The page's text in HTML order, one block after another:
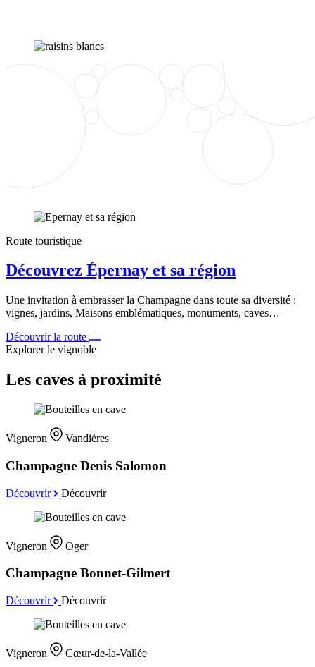
Route touristique
Découvrez Épernay et sa région
Une invitation à embrasser la Champagne dans toute sa diversité :
vignes, jardins, Maisons emblématiques, monuments, caves…
Découvrir la route
Explorer le vignoble
Les caves à proximité
Vigneron Vandières
Champagne Denis Salomon
Découvrir Découvrir
Vigneron Oger
Champagne Bonnet-Gilmert
Découvrir Découvrir
Vigneron Cœur-de-la-Vallée